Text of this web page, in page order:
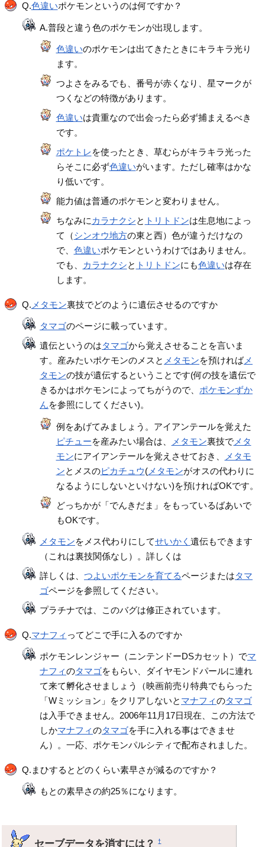
Q.色違いポケモンというのは何ですか？
A.普段と違う色のポケモンが出現します。
色違いのポケモンは出てきたときにキラキラ光り
ます。
つよさをみるでも、番号が赤くなり、星マークが
つくなどの特徴があります。
色違いは貴重なので出会ったら必ず捕まえるべき
です。
ポケトレ を使ったとき、草むらがキラキラ光った
らそこに必ず色違いがいます。ただし確率はかな
り低いです。
能力値は普通のポケモンと変わりません。
ちなみに カラナクシと トリトドンは生息地によっ
て（シンオウ地方の東と西）色が違うだけなの
で、 色違いポケモンというわけではありません。
でも、
カラナクシと トリトドンにも色違いは存在
します。
Q. メタモン裏技でどのように遺伝させるのですか
タマゴのページに載っています。
遺伝というのはタマゴから覚えさせることを言いま
す。産みたいポケモンのメスと メタモンを預ければメ
タモンの技が遺伝するということです(何の技を遺伝で
きるかはポケモンによってちがうので、 ポケモンずか
んを参照にしてください)。
例をあげてみましょう。アイアンテールを覚えた
ピチューを産みたい場合は、 メタモン裏技でメタ
モンにアイアンテールを覚えさせておき、
メタモ
ンとメスのピカチュウ(メタモンがオスの代わりに
なるようにしないといけない)を預ければOKです。
どっちかが「でんきだま」をもっているばあいで
もOKです。
メタモンをメス代わりにしてせいかく遺伝もできます
（これは裏技関係なし）。詳しくは
詳しくは、つよいポケモンを育てるページまたはタマ
ゴページを参照してください。
プラチナでは、このバグは修正されています。
Q.マナフィ ってどこで手に入るのですか
ポケモンレンジャー（ニンテンドーDSカセット）でマ
ナフィのタマゴをもらい、ダイヤモンドパールに連れ
て来て孵化させましょう（映画前売り特典でもらった
「Wミッション」をクリアしないと マナフィのタマゴ
は入手できません。2006年11月17日現在、この方法で
しかマナフィのタマゴを手に入れる事はできませ
ん）。一応、ポケモンパルシティで配布されました。
Q.まひするとどのくらい素早さが減るのですか？
もとの素早さの約25％になります。
セーブデータを消すには？†